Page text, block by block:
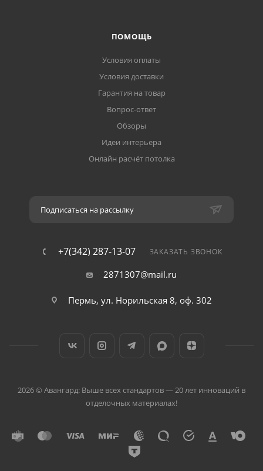
ПОМОЩЬ
Условия оплаты
Условия доставки
Гарантия на товар
Вопрос-ответ
Обзоры
Идеи интерьера
Онлайн расчёт потолка
Подписаться на рассылку
+7(342) 287-13-07 ЗАКАЗАТЬ ЗВОНОК
2871307@mail.ru
Пермь, ул. Норильская 8, оф. 302
2026 © Авангард: Выше всех стандартов — 20 лет инноваций в
отделочных материалах!